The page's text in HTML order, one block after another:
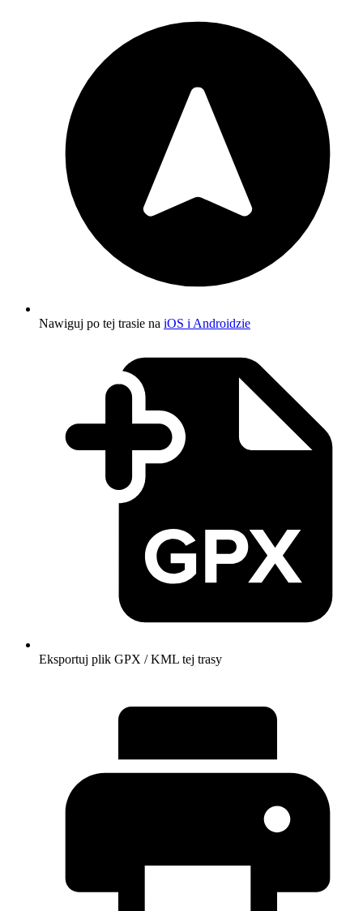
Nawiguj po tej trasie na iOS i Androidzie
Eksportuj plik GPX / KML tej trasy